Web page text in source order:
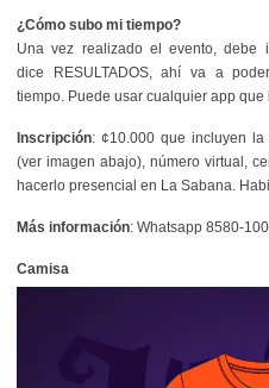
¿Cómo subo mi tiempo?
Una vez realizado el evento, debe
dice RESULTADOS, ahí va a
tiempo. Puede usar cualquier app
Inscripción: ¢10.000 que incluyen
(ver imagen abajo), número virtual,
hacerlo presencial en La Sabana.
Más información: Whatsapp 8580-
Camisa